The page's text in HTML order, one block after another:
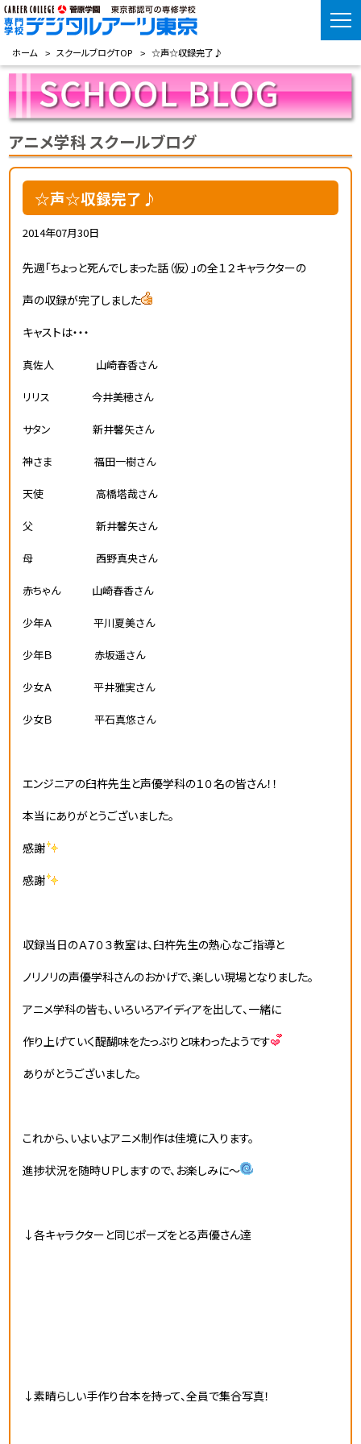
ホーム スクールブログTOP ☆声☆収録完了♪
アニメ学科 スクールブログ
☆声☆収録完了♪
2014年07月30日
先週「ちょっと死んでしまった話（仮）」の全１２キャラクターの
声の収録が完了しました
キャストは・・・
真佐人 山崎春香さん
リリス今井美穂さん
サタン 新井馨矢さん
神さま福田一樹さん
天使 高橋塔哉さん
父 新井馨矢さん
母 西野真央さん
赤ちゃん 山崎春香さん
少年Ａ平川夏美さん
少年Ｂ 赤坂遥さん
少女Ａ平井雅実さん
少女Ｂ平石真悠さん
エンジニアの臼杵先生と声優学科の１０名の皆さん！！
本当にありがとうございました。
感謝
感謝
収録当日のＡ７０３教室は、臼杵先生の熱心なご指導と
ノリノリの声優学科さんのおかげで、楽しい現場となりました。
アニメ学科の皆も、いろいろアイディアを出して、一緒に
作り上げていく醍醐味をたっぷりと味わったようです
ありがとうございました。
これから、いよいよアニメ制作は佳境に入ります。
進捗状況を随時ＵＰしますので、お楽しみに～
↓各キャラクターと同じポーズをとる声優さん達
↓素晴らしい手作り台本を持って、全員で集合写真！